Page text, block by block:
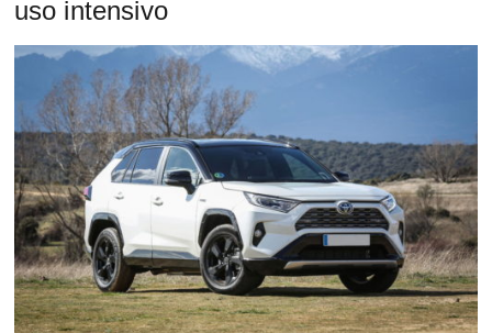
uso intensivo